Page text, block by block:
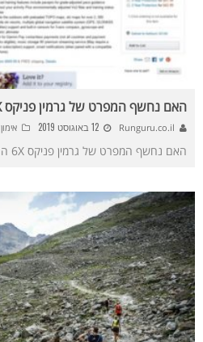
האם נחשף המפרט של גרמין פניקס 6X החדש?
Runguru.co.il 12 באוגוסט 2019 אימון
האם נחשף המפרט של גרמין פניקס 6X החדש?